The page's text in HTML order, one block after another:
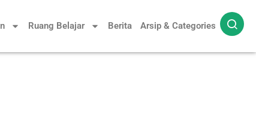
Ruang Belajar Berita Arsip & Categories